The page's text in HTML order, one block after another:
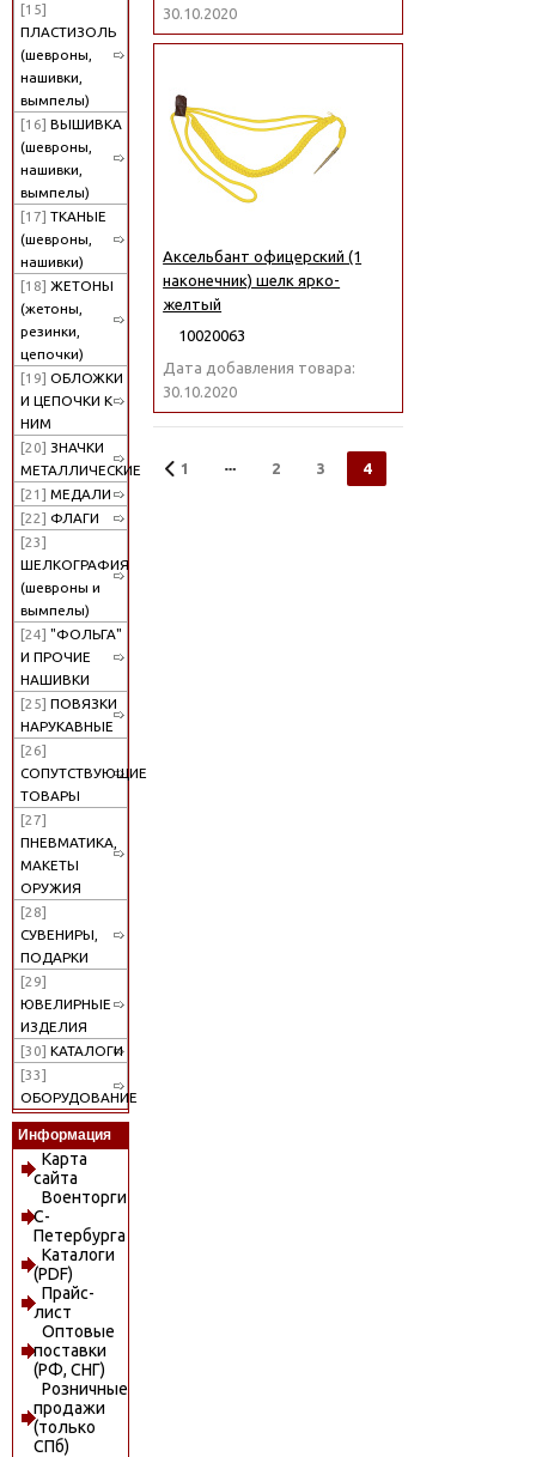
[15]
ПЛАСТИЗОЛЬ
(шевроны,
нашивки,
вымпелы)
[16] ВЫШИВКА
(шевроны,
нашивки,
вымпелы)
[17] ТКАНЫЕ
(шевроны,
нашивки)
[18] ЖЕТОНЫ
(жетоны,
резинки,
цепочки)
[19] ОБЛОЖКИ
И ЦЕПОЧКИ К
НИМ
[20] ЗНАЧКИ
МЕТАЛЛИЧЕСКИЕ
[21] МЕДАЛИ
[22] ФЛАГИ
[23]
ШЕЛКОГРАФИЯ
(шевроны и
вымпелы)
[24] "ФОЛЬГА"
И ПРОЧИЕ
НАШИВКИ
[25] ПОВЯЗКИ
НАРУКАВНЫЕ
[26]
СОПУТСТВУЮЩИЕ
ТОВАРЫ
[27]
ПНЕВМАТИКА,
МАКЕТЫ
ОРУЖИЯ
[28]
СУВЕНИРЫ,
ПОДАРКИ
[29]
ЮВЕЛИРНЫЕ
ИЗДЕЛИЯ
[30] КАТАЛОГИ
[33]
ОБОРУДОВАНИЕ
Информация
Карта
сайта
Военторги
С-
Петербурга
Каталоги
(PDF)
Прайс-
лист
Оптовые
поставки
(РФ, СНГ)
Розничные
продажи
(только
СПб)
30.10.2020
Аксельбант офицерский (1
наконечник) шелк ярко-
желтый
10020063
Дата добавления товара:
30.10.2020
1 2 3 4